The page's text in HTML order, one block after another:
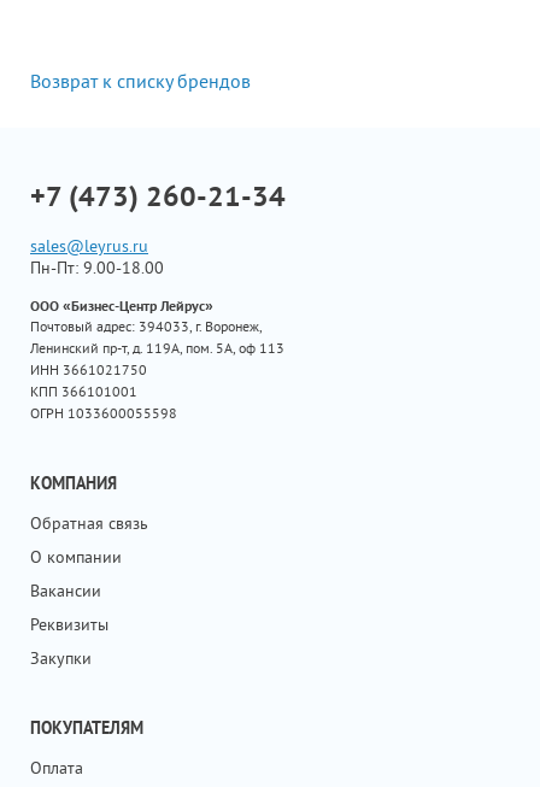
Возврат к списку брендов
+7 (473) 260-21-34
sales@leyrus.ru
Пн-Пт: 9.00-18.00
ООО «Бизнес-Центр Лейрус»
Почтовый адрес: 394033, г. Воронеж,
Ленинский пр-т, д. 119А, пом. 5А, оф 113
ИНН 3661021750
КПП 366101001
ОГРН 1033600055598
КОМПАНИЯ
Обратная связь
О компании
Вакансии
Реквизиты
Закупки
ПОКУПАТЕЛЯМ
Оплата